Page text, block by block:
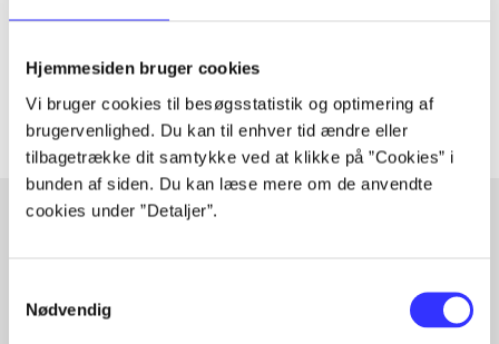
Hjemmesiden bruger cookies
Vi bruger cookies til besøgsstatistik og optimering af
brugervenlighed. Du kan til enhver tid ændre eller
tilbagetrække dit samtykke ved at klikke på ”Cookies” i
bunden af siden. Du kan læse mere om de anvendte
cookies under ”Detaljer”.
Nødvendig
Artiklerne i handler ofte om
Fra